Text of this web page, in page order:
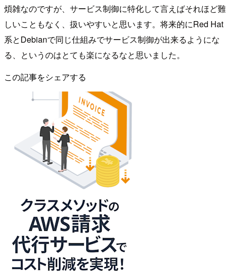
煩雑なのですが、サービス制御に特化して言えばそれほど難
しいこともなく、扱いやすいと思います。将来的にRed Hat
系とDebianで同じ仕組みでサービス制御が出来るようにな
る、というのはとても楽になるなと思いました。
この記事をシェアする